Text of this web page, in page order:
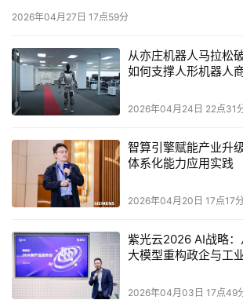
商的研发重点已经转向SAS，但目前市场
2008年串行接口将大行其道。
本文来源于DOIT传媒，文章内容仅供参考，
2026年04月27日 17点59分
从亦庄机器人马拉松
如何支撑人形机器人
2026年04月24日 22点31
智算引擎赋能产业升
体系化能力应用实践
2026年04月20日 17点17分
紫光云2026 AI战略
大模型重构政企与工
2026年04月03日 17点49